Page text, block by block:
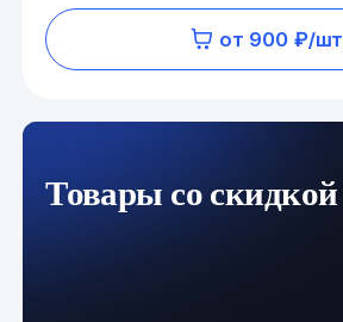
от 900 ₽/шт
Товары со скидкой